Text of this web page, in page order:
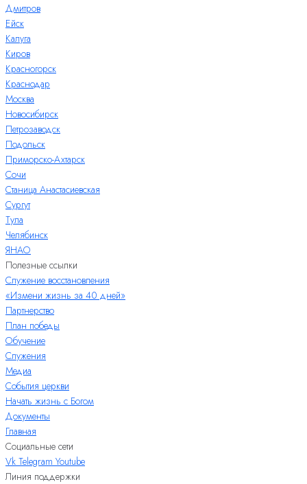
Дмитров
Ейск
Калуга
Киров
Красногорск
Краснодар
Москва
Новосибирск
Петрозаводск
Подольск
Приморско-Ахтарск
Сочи
Станица Анастасиевская
Сургут
Тула
Челябинск
ЯНАО
Полезные ссылки
Служение восстановления
«Измени жизнь за 40 дней»
Партнерство
План победы
Обучение
Служения
Медиа
События церкви
Начать жизнь с Богом
Документы
Главная
Социальные сети
Vk Telegram Youtube
Линия поддержки